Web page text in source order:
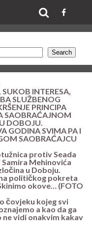
Search
INTERESA,
SLUŽBENOG
PRINCIPA
SAOBRAĆAJNOM
DOBOJU.
GODINA SVIMA PA I
SAOBRAĆAJCU
protiv Seada
Mehinovića
u Doboju.
političkog pokreta
Skinimo okove… (FOTO
čovjeku kojeg svi
a kao da ga
vidi onakvim kakav